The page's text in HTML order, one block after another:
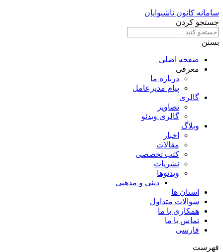
سامانه کانون ناشنوایان
جستجو کردن
بستن
صفحه اصلی
معرفی
درباره ما
پیام مدیرعامل
گالری
تصاویر
گالری ویدئو
وبلاگ
اخبار
مقالات
کتب تخصصی
نشریات
ویدئوها
دینی و مذهبی
استان ها
سوالات متداول
همکاری با ما
تماس با ما
فارسی
فهرست